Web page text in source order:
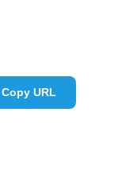
Copy URL